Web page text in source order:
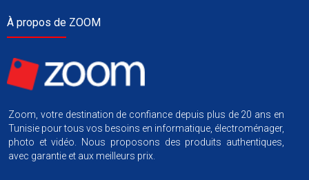
À propos de ZOOM
Zoom, votre destination de confiance depuis plus de 20 ans en
Tunisie pour tous vos besoins en informatique, électroménager,
photo et vidéo. Nous proposons des produits authentiques,
avec garantie et aux meilleurs prix.